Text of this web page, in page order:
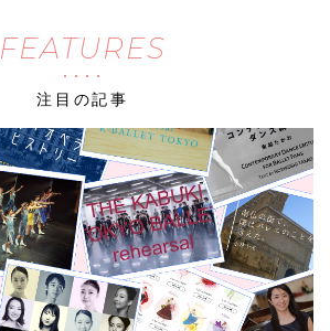
FEATURES
注目の記事